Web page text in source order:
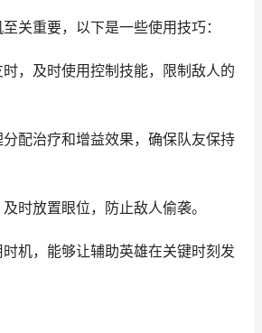
关重要，以下是一些使用技巧：
，及时使用控制技能，限制敌人的
配治疗和增益效果，确保队友保持
时放置眼位，防止敌人偷袭。
机，能够让辅助英雄在关键时刻发